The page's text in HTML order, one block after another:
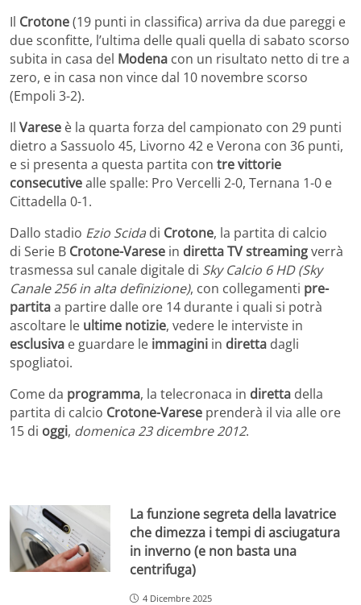
Il Crotone(19 punti in classifica) arriva da due pareggi e
due sconfitte, l’ultima delle quali quella di sabato scorso
subita in casa del Modena con un risultato netto di tre a
zero, e in casa non vince dal 10 novembre scorso
(Empoli 3-2).
Il Varese è la quarta forza del campionato con 29 punti
dietro a Sassuolo 45, Livorno 42 e Verona con 36 punti,
e si presenta a questa partita con tre vittorie
consecutivealle spalle: Pro Vercelli 2-0, Ternana 1-0 e
Cittadella 0-1.
Dallo stadio Ezio Scida di Crotone, la partita di calcio
di Serie B Crotone-Varese in diretta TV streamingverrà
trasmessa sul canale digitale di Sky Calcio 6 HD (Sky
Canale 256 in alta definizione), con collegamenti pre-
partitaa partire dalle ore 14 durante i quali si potrà
ascoltare le ultime notizie, vedere le interviste in
esclusiva e guardare le immagini in diretta dagli
spogliatoi.
Come da programma, la telecronaca in diretta della
partita di calcio Crotone-Varese prenderà il via alle ore
15 di oggi, domenica 23 dicembre 2012.
La funzione segreta della lavatrice
che dimezza i tempi di asciugatura
in inverno (e non basta una
centrifuga)
4 Dicembre 2025